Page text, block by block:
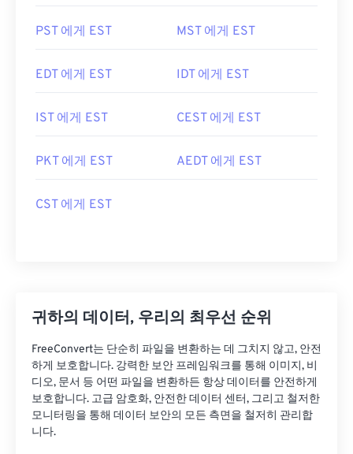
PST 에게 EST MST 에게 EST
EDT 에게 EST IDT 에게 EST
IST 에게 EST CEST 에게 EST
PKT 에게 EST AEDT 에게 EST
CST 에게 EST
귀하의 데이터, 우리의 최우선 순위
FreeConvert는 단순히 파일을 변환하는 데 그치지 않고, 안전
하게 보호합니다. 강력한 보안 프레임워크를 통해 이미지, 비
디오, 문서 등 어떤 파일을 변환하든 항상 데이터를 안전하게
보호합니다. 고급 암호화, 안전한 데이터 센터, 그리고 철저한
모니터링을 통해 데이터 보안의 모든 측면을 철저히 관리합
니다.